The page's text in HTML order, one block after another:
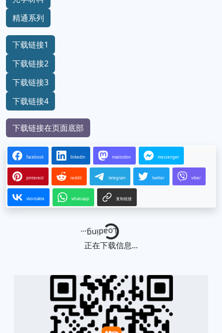
精通系列
下载链接1
下载链接2
下载链接3
下载链接4
下载链接在页面底部
facebook linkedin mastodon messenger
pinterest reddit telegram twitter viber
vkontakte whatsapp 复制链接
Loading...
正在下载信息...